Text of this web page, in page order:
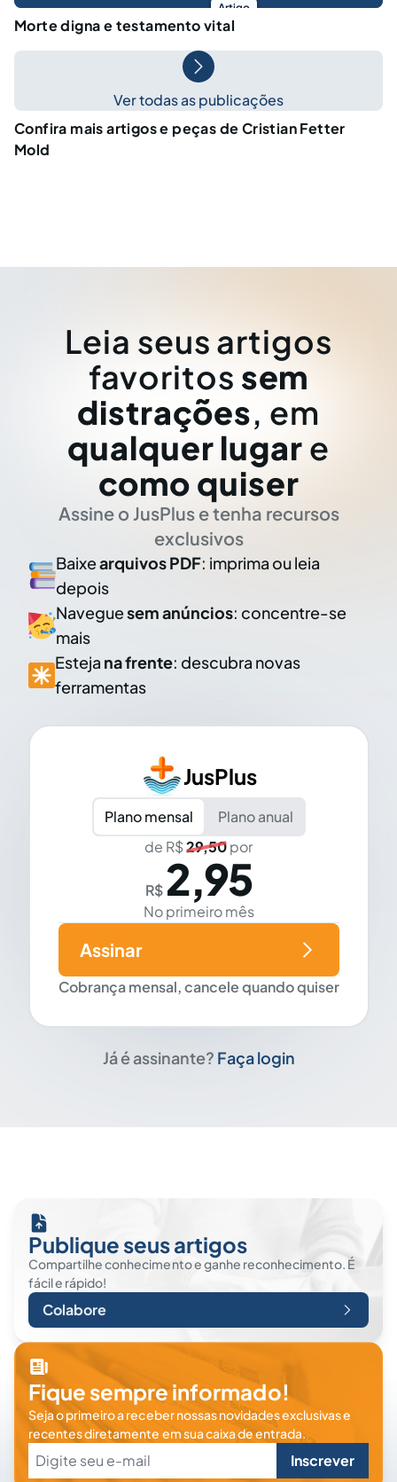
Artigo
Morte digna e testamento vital
Ver todas as publicações
Confira mais artigos e peças de Cristian Fetter
Mold
Leia seus artigos
favoritos sem
distrações, em
qualquer lugar e
como quiser
Assine o JusPlus e tenha recursos
exclusivos
Baixearquivos PDF: imprima ou leia
depois
Naveguesem anúncios: concentre-se
mais
Esteja na frente: descubra novas
ferramentas
JusPlus
Plano mensal
Plano anual
de R$29,50por
R$ 2,95
No primeiro mês
Cobrança mensal, cancele quando quiser
Assinar
Já é assinante? Faça login
Publique seus artigos
Compartilhe conhecimento e ganhe reconhecimento. É
fácil e rápido!
Colabore
Fique sempre informado!
Seja o primeiro a receber nossas novidades exclusivas e
recentes diretamente em sua caixa de entrada.
Inscrever